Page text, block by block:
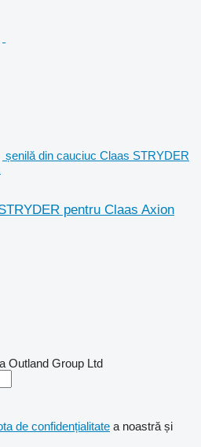
șenilă din cauciuc Claas STRYDER
pentru Claas Axion
Outland Group Ltd
de confidențialitate a noastră și